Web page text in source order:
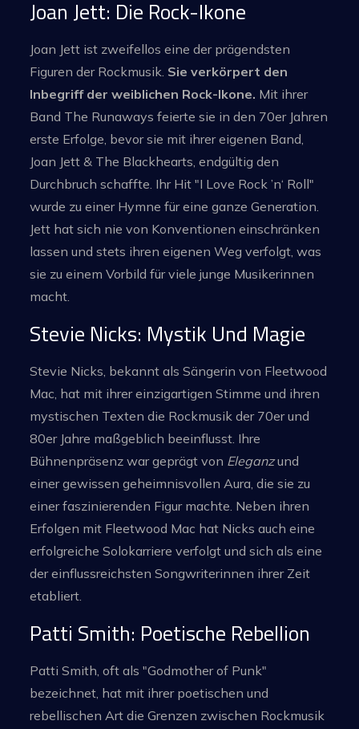
Joan Jett: Die Rock-Ikone
Joan Jett ist zweifellos eine der prägendsten
Figuren der Rockmusik. Sie verkörpert den
Inbegriff der weiblichen Rock-Ikone. Mit ihrer
Band The Runaways feierte sie in den 70er Jahren
erste Erfolge, bevor sie mit ihrer eigenen Band,
Joan Jett & The Blackhearts, endgültig den
Durchbruch schaffte. Ihr Hit "I Love Rock ’n‘ Roll"
wurde zu einer Hymne für eine ganze Generation.
Jett hat sich nie von Konventionen einschränken
lassen und stets ihren eigenen Weg verfolgt, was
sie zu einem Vorbild für viele junge Musikerinnen
macht.
Stevie Nicks: Mystik Und Magie
Stevie Nicks, bekannt als Sängerin von Fleetwood
Mac, hat mit ihrer einzigartigen Stimme und ihren
mystischen Texten die Rockmusik der 70er und
80er Jahre maßgeblich beeinflusst. Ihre
Bühnenpräsenz war geprägt von Eleganzund
einer gewissen geheimnisvollen Aura, die sie zu
einer faszinierenden Figur machte. Neben ihren
Erfolgen mit Fleetwood Mac hat Nicks auch eine
erfolgreiche Solokarriere verfolgt und sich als eine
der einflussreichsten Songwriterinnen ihrer Zeit
etabliert.
Patti Smith: Poetische Rebellion
Patti Smith, oft als "Godmother of Punk"
bezeichnet, hat mit ihrer poetischen und
rebellischen Art die Grenzen zwischen Rockmusik